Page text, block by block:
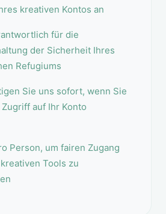
kreativen Kontos an
für die
der Sicherheit Ihres
Refugiums
Sie uns sofort, wenn Sie
auf Ihr Konto
Person, um fairen Zugang
Tools zu